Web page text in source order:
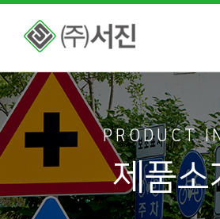
PRODUCT
제품소